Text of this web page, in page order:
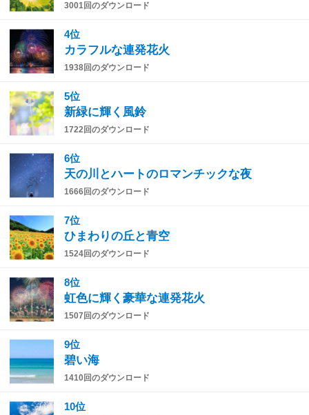
3001回のダウンロード
4位
カラフルな連発花火
1938回のダウンロード
5位
新緑に輝く風鈴
1722回のダウンロード
6位
天の川とハートのロマンチックな夜
1666回のダウンロード
7位
ひまわりの丘と青空
1524回のダウンロード
8位
虹色に輝く豪華な連発花火
1507回のダウンロード
9位
碧い海
1410回のダウンロード
10位